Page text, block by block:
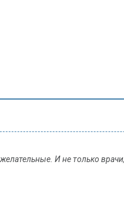
И не только